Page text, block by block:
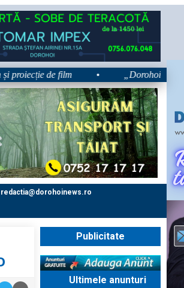
de film • „Dorohoiul, în
redactia@dorohoinews.ro
Publicitate
Ultimele anunturi